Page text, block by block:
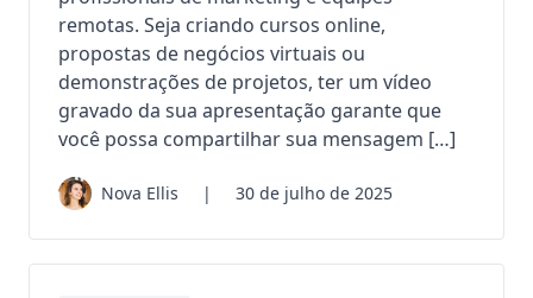
remotas. Seja criando cursos online,
propostas de negócios virtuais ou
demonstrações de projetos, ter um vídeo
gravado da sua apresentação garante que
você possa compartilhar sua mensagem […]
Nova Ellis | 30 de julho de 2025